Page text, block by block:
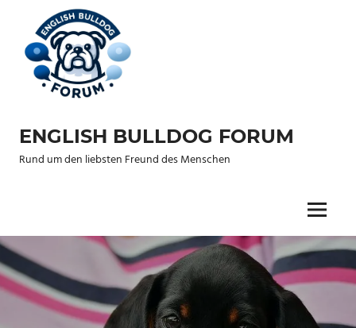
springen
ENGLISH BULLDOG FORUM
Rund um den liebsten Freund des Menschen
Menu